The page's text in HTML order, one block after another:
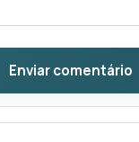
Enviar comentário